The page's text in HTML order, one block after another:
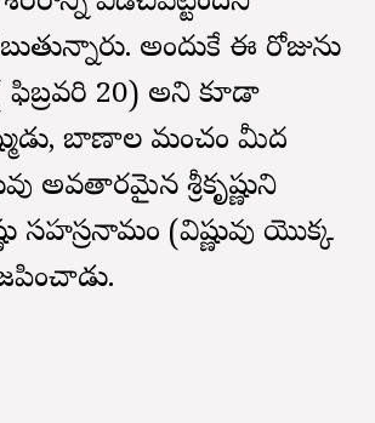
అందుకే ఈ రోజును
20) అని కూడా
బాణాల మంచం మీద
అవతారమైన శ్రీకృష్ణుని
సహస్రనామం (విష్ణువు యొక్క
జపించాడు.